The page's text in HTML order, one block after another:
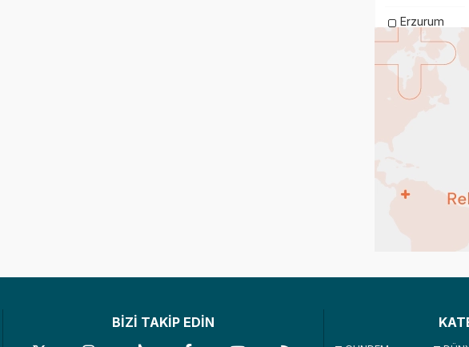
Erzurum
Giresun
Hatay
Kırıkkale
Malatya
Nevşehir
Osmaniye
BİZİ TAKİP EDİN